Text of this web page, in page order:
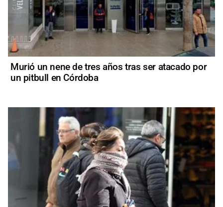
Murió un nene de tres años tras ser atacado por
un pitbull en Córdoba